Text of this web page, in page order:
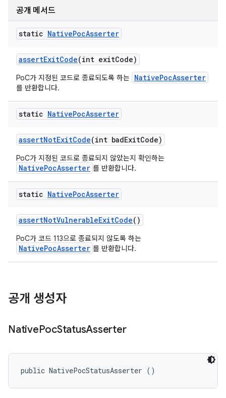
공개 메서드
static NativePocAsserter
assertExitCode(int exitCode)
PoC가 지정된 코드로 종료되도록 하는 NativePocAsserter
를 반환합니다.
static NativePocAsserter
assertNotExitCode(int badExitCode)
PoC가 지정된 코드로 종료되지 않았는지 확인하는
NativePocAsserter 를 반환합니다.
static NativePocAsserter
assertNotVulnerableExitCode()
PoC가 코드 113으로 종료되지 않도록 하는
NativePocAsserter 를 반환합니다.
공개 생성자
NativePocStatusAsserter
public NativePocStatusAsserter ()